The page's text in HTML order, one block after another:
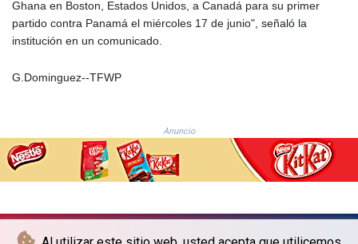
PGK 4.418787
RON 4.540804
RSD 101.466038
RUB 82.272143
1470.282086
Ghana en Boston, Estados Unidos, a Canadá para su primer
partido contra Panamá el miércoles 17 de junio", señaló la
institución en un comunicado.
G.Dominguez--TFWP
Anuncio